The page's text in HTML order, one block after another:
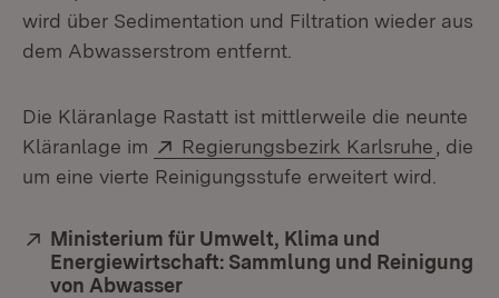
wird über Sedimentation und Filtration wieder aus
dem Abwasserstrom entfernt.
Die Kläranlage Rastatt ist mittlerweile die neunte
Kläranlage im
Extern:
Regierungsbezirk Karlsruhe
, die
um eine vierte Reinigungsstufe erweitert wird.
Extern:
Ministerium für Umwelt, Klima und
Energiewirtschaft: Sammlung und Reinigung
von Abwasser